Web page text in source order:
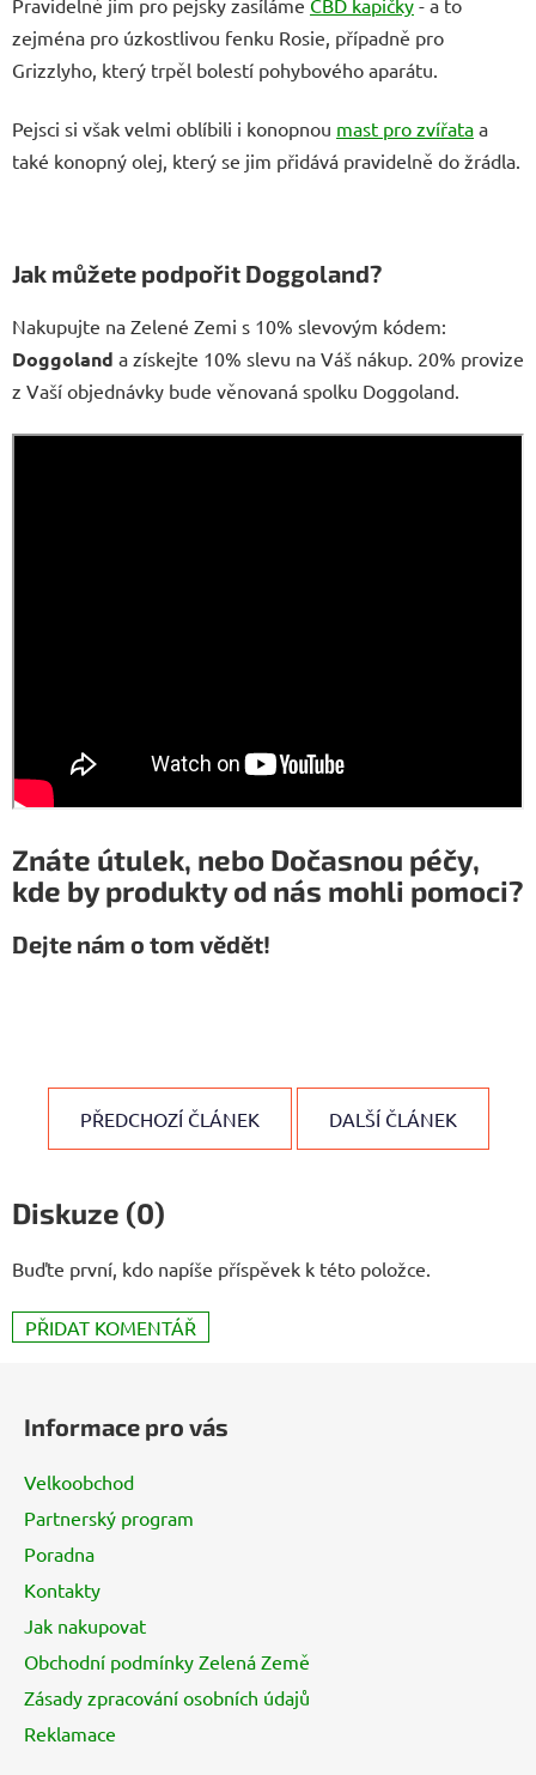
zejména pro úzkostlivou fenku Rosie, případně pro
Grizzlyho, který trpěl bolestí pohybového aparátu.
Pejsci si však velmi oblíbili i konopnou mast pro zvířata a
také konopný olej, který se jim přidává pravidelně do žrádla.
Jak můžete podpořit Doggoland?
Nakupujte na Zelené Zemi s 10% slevovým kódem:
Doggoland a získejte 10% slevu na Váš nákup. 20% provize
z Vaší objednávky bude věnovaná spolku Doggoland.
Znáte útulek, nebo Dočasnou péčy,
kde by produkty od nás mohli pomoci?
Dejte nám o tom vědět!
PŘEDCHOZÍ ČLÁNEK DALŠÍ ČLÁNEK
Diskuze (0)
Buďte první, kdo napíše příspěvek k této položce.
PŘIDAT KOMENTÁŘ
Informace pro vás
Velkoobchod
Partnerský program
Poradna
Kontakty
Jak nakupovat
Obchodní podmínky Zelená Země
Zásady zpracování osobních údajů
Reklamace